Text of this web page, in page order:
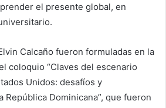
el presente global, en
Calcaño fueron formuladas en la
coloquio “Claves del escenario
Unidos: desafíos y
República Dominicana”, que fueron